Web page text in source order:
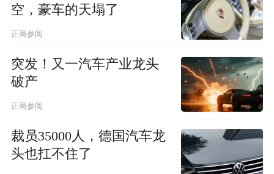
空，豪车的天塌了
正商参阅
突发！又一汽车产业龙头
破产
正商参阅
裁员35000人，德国汽车龙
头也扛不住了